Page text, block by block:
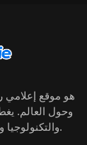
وحول العالم.
والتكنولوجيا والرياضة، مع التزام دائم بالدقة وموثوقية المعلومات.